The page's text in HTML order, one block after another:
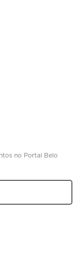
no Portal Belo